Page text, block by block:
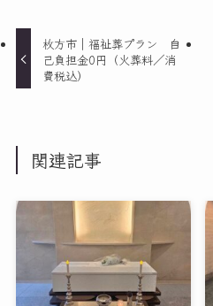
枚方市｜福祉葬プラン 自
己負担金0円（火葬料／消
費税込）
関連記事